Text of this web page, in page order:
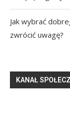
Jak wybrać
zwrócić uwagę?
KANAŁ